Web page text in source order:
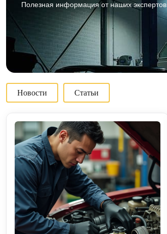
Полезная информация от наших экспертов
Новости Статьи